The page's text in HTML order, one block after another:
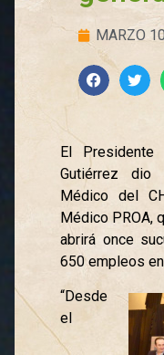
MARZO
El Presidente
Gutiérrez dio
Médico del
Médico PROA,
abrirá once
650 empleos
“Desde
el